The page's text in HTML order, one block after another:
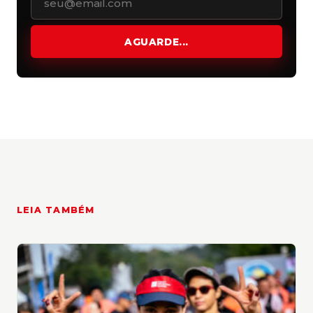
COMO FOI O SÁBADO
Na semana em que se comemorou o Dia
Internacional da Mulher, o Rocky Mountain
Games coloriu de rosa (a cor da camiseta dos
Pouso de Voo Livre de Atibaia, como show
slackline, acampamento infantil, entre outras.
A entrada é grátis.
O engajamento feminino tem crescido ano a
AGUARDE...
LEIA TAMBÉM